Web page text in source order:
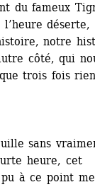
du fameux
déserte,
notre
côté, qui
trois fois
sans
heure, cet
à ce point me